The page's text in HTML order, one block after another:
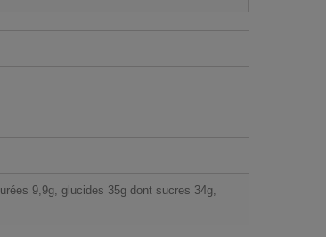
9,9g, glucides 35g dont sucres 34g,